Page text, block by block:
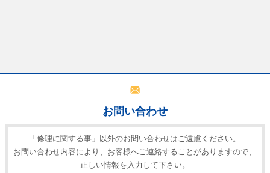
お問い合わせ
「修理に関する事」以外のお問い合わせはご遠慮ください。
お問い合わせ内容により、お客様へご連絡することがありますので、
正しい情報を入力して下さい。